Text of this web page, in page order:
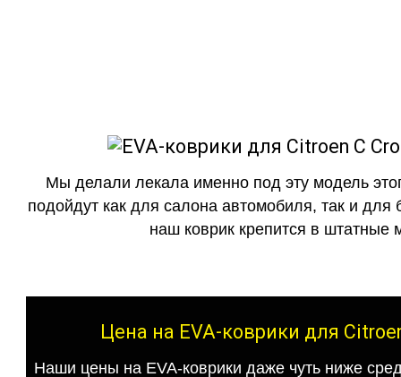
Мы делали лекала именно под эту модель
подойдут как для салона автомобиля, так и для
наш коврик крепится в штатные
Цена на EVA-коврики для
Наши цены на EVA-коврики даже чуть ниже